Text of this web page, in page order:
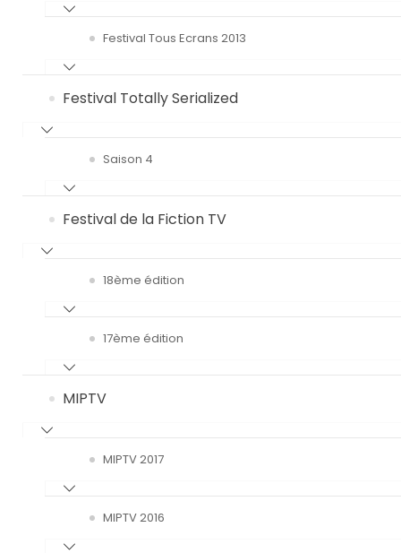
Festival Tous Ecrans 2013
Festival Totally Serialized
Saison 4
Festival de la Fiction TV
18ème édition
17ème édition
MIPTV
MIPTV 2017
MIPTV 2016